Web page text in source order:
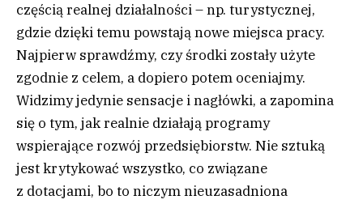
częścią realnej działalności – np. turystycznej,
gdzie dzięki temu powstają nowe miejsca pracy.
Najpierw sprawdźmy, czy środki zostały użyte
zgodnie z celem, a dopiero potem oceniajmy.
Widzimy jedynie sensacje i nagłówki, a zapomina
się o tym, jak realnie działają programy
wspierające rozwój przedsiębiorstw. Nie sztuką
jest krytykować wszystko, co związane
z dotacjami, bo to niczym nieuzasadniona